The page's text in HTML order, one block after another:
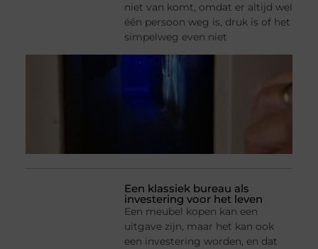
niet van komt, omdat er altijd wel
één persoon weg is, druk is of het
simpelweg even niet
Een klassiek bureau als
investering voor het leven
Een meubel kopen kan een
uitgave zijn, maar het kan ook
een investering worden, en dat